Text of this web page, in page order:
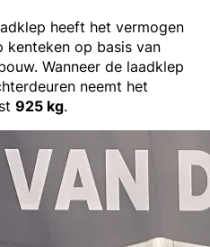
heeft het vermogen
kenteken op basis van
Wanneer de laadklep
neemt het
925 kg.